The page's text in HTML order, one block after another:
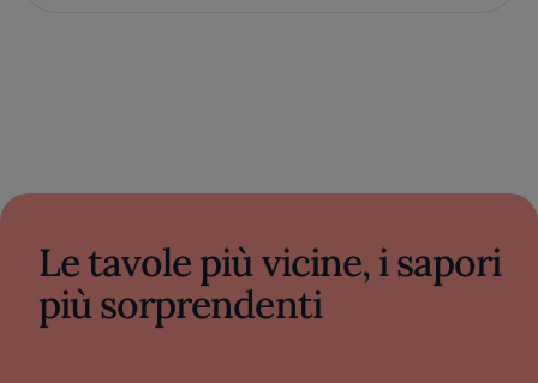
Le tavole più vicine, i sapori
più sorprendenti